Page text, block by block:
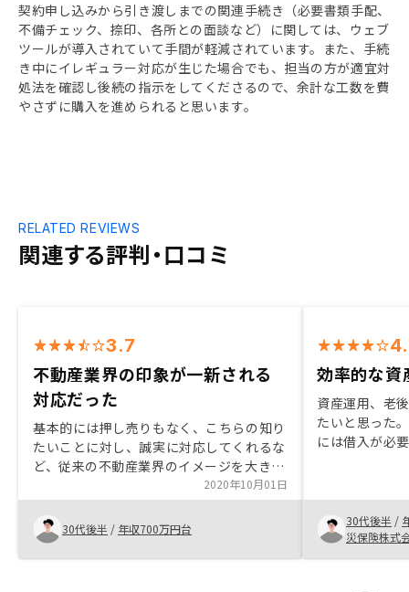
契約申し込みから引き渡しまでの関連手続き（必要書類手配、
不備チェック、捺印、各所との面談など）に関しては、ウェブ
ツールが導入されていて手間が軽減されています。また、手続
き中にイレギュラー対応が生じた場合でも、担当の方が適宜対
処法を確認し後続の指示をしてくださるので、余計な工数を費
やさずに購入を進められると思います。
関連する評判・口コミ
RELATED REVIEWS
3.7
不動産業界の印象が一新される
対応だった
基本的には押し売りもなく、こちらの知り
たいことに対し、誠実に対応してくれるな
ど、従来の不動産業界のイメージを大きく
変える印象を受けた。アプリの起動方法の
ほか、引き渡し時等、節目節目での重要な
連絡が抜けてる気がする。
2020年10月01日
30代後半 / 年収700万円台
効率的な資
資産運用、老
たいと思った
には借入が必
投資が魅力的
30代後半 /
災保険株式